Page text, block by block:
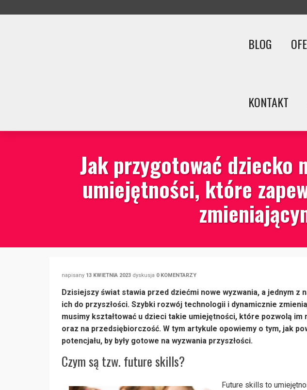
BLOG
KONTAKT
Jak przygotować dziecko
umiejętności, które
napisany 13 KWIETNIA 2023 dyskusja 0 KOMENTARZY
Dzisiejszy świat stawia przed dziećmi nowe wyzwania, a jednym z
ich do przyszłości. Szybki rozwój technologii i dynamicznie
musimy kształtować u dzieci takie umiejętności, które pozwolą
oraz na przedsiębiorczość. W tym artykule opowiemy o tym, jak
potencjału, by były gotowe na wyzwania przyszłości.
Czym są tzw. future skills?
Future skills to